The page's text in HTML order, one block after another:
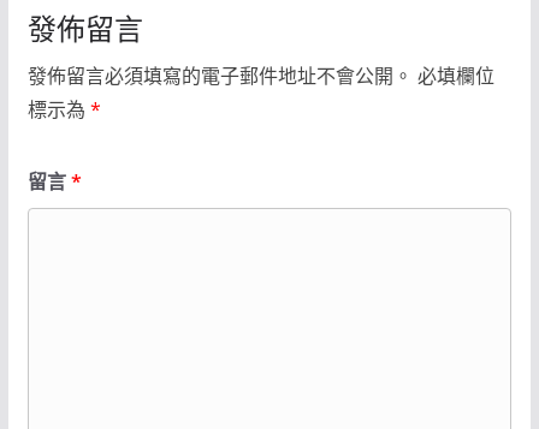
發佈留言
發佈留言必須填寫的電子郵件地址不會公開。 必填欄位
標示為 *
留言*